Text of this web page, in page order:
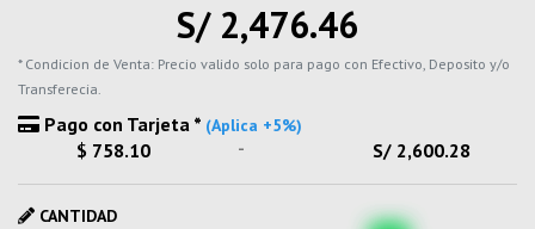
S/ 2,476.46
* Condicion de Venta: Precio valido solo para pago con Efectivo, Deposito y/o
Transferecia.
Pago con Tarjeta * (Aplica +5%)
$ 758.10 - S/ 2,600.28
CANTIDAD